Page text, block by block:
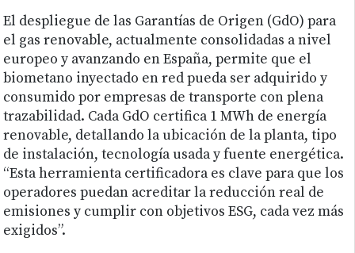
El despliegue de las Garantías de Origen (GdO) para
el gas renovable, actualmente consolidadas a nivel
europeo y avanzando en España, permite que el
biometano inyectado en red pueda ser adquirido y
consumido por empresas de transporte con plena
trazabilidad. Cada GdO certifica 1 MWh de energía
renovable, detallando la ubicación de la planta, tipo
de instalación, tecnología usada y fuente energética.
“Esta herramienta certificadora es clave para que los
operadores puedan acreditar la reducción real de
emisiones y cumplir con objetivos ESG, cada vez más
exigidos”.